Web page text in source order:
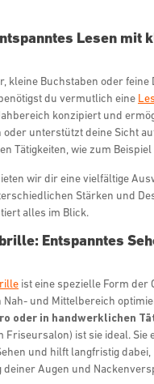
Lesen mit
kleine Buchstaben oder feine
du vermutlich eine
konzipiert und
oder unterstützt deine Sicht
Tätigkeiten, wie zum
wir dir eine vielfältige
Stärken und
alles im Blick.
Entspanntes
ist eine spezielle Form der
Nah- und Mittelbereich
oder in handwerklichen
Friseursalon) ist sie ideal. Sie
und hilft langfristig dabei,
Augen und